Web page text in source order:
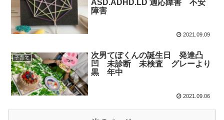
ASD.ADHD.LD 適応障害 不安
障害
2021.09.09
子育て
次男てぽくんの誕生日 発達凸
凹 未診断 未検査 グレーより
黒 年中
2021.09.06